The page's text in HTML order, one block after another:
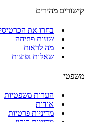
קישורים מהירים
בחרו את
שעות פתיחה
מה לראות
שאלות נפוצות
משפטי
הערות משפטיות
אודות
מדיניות פרטיות